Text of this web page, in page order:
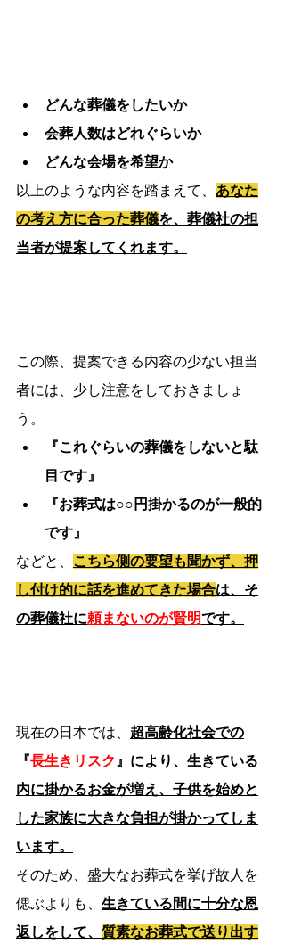
どんな葬儀をしたいか
会葬人数はどれぐらいか
どんな会場を希望か
以上のような内容を踏まえて、 あなた
の考え方に合った葬儀を、葬儀社の担
当者が提案してくれます。
この際、提案できる内容の少ない担当
者には、少し注意をしておきましょ
う。
『これぐらいの葬儀をしないと駄
目です』
『お葬式は○○円掛かるのが一般的
です』
などと、
こちら側の要望も聞かず、押
し付け的に話を進めてきた場合は、そ
の葬儀社に頼まないのが賢明です。
現在の日本では、 超高齢化社会での
『長生きリスク 』により、生きている
内に掛かるお金が増え、子供を始めと
した家族に大きな負担が掛かってしま
います。
そのため、盛大なお葬式を挙げ故人を
偲ぶよりも、 生きている間に十分な恩
返しをして、 質素なお葬式で送り出す